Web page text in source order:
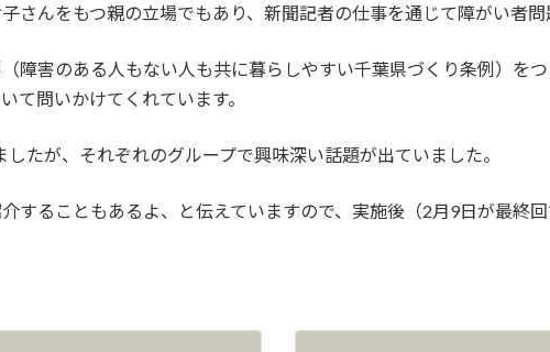
さんをもつ親の立場でもあり、新聞記者の仕事を通じて障がい者問
障害のある人もない人も共に暮らしやすい千葉県づくり条例）を
て問いかけてくれています。
たが、それぞれのグループで興味深い話題が出ていました。
することもあるよ、と伝えていますので、実施後（2月9日が最終回